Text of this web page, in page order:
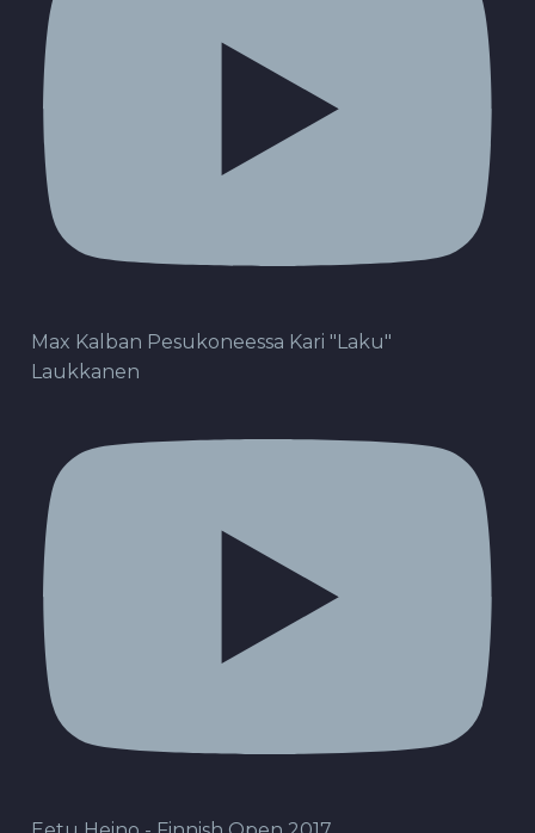
Max Kalban Pesukoneessa Kari "Laku"
Laukkanen